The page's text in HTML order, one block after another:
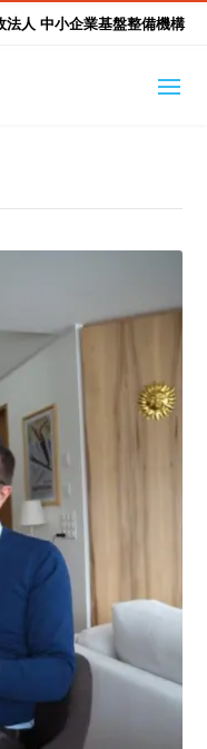
法人 中小企業基盤整備機構
とは
EUガイドブック
現地レポート
調査レポート
ト
北海道本部
中部本部
近畿本部
四国本部
沖縄事務所
支援機関相談
係機関のリンク集